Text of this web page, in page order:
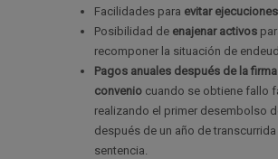
Facilidades para evitar
Posibilidad de enajenar activos
recomponer la situación de
Pagos anuales después de la firma
convenio cuando se obtiene fallo
realizando el primer desembolso
después de un año de transcurrida
sentencia.